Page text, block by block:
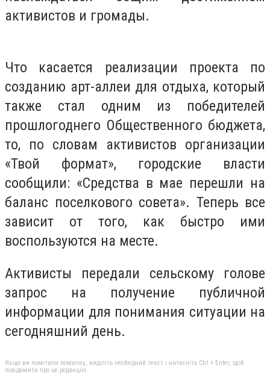
активистов и громады.
Что касается реализации проекта по
созданию арт-аллеи для отдыха, который
также стал одним из победителей
прошлогоднего Общественного бюджета,
то, по словам активистов организации
«Твой формат», городские власти
сообщили: «Средства в мае перешли на
баланс поселкового совета». Теперь все
зависит от того, как быстро ими
воспользуются на месте.
Активисты передали сельскому голове
запрос на получение публичной
информации для понимания ситуации на
сегодняшний день.
Якщо ви помітили помилку, виділіть необхідний текст і натисніть Ctrl + Enter, щоб
повідомити про це редакцію